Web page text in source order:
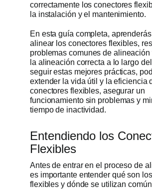
correctamente los conectores
la instalación y el mantenimiento.
En esta guía completa,
alinear los conectores flexibles,
problemas comunes de alineación
la alineación correcta a lo largo del
seguir estas mejores prácticas,
extender la vida útil y la eficiencia
conectores flexibles, asegurar un
funcionamiento sin problemas y
tiempo de inactividad.
Entendiendo los
Flexibles
Antes de entrar en el proceso de
es importante entender qué son
flexibles y dónde se utilizan